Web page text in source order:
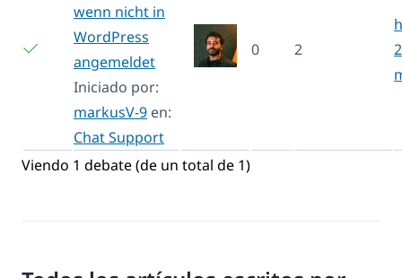
wenn nicht in
WordPress
angemeldet
Iniciado por:
markusV-9 en:
Chat Support
0 2
Viendo 1 debate (de un total de 1)